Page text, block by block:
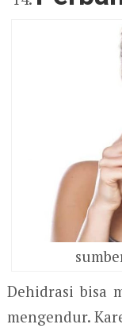
Dehidrasi bisa
mengendur.